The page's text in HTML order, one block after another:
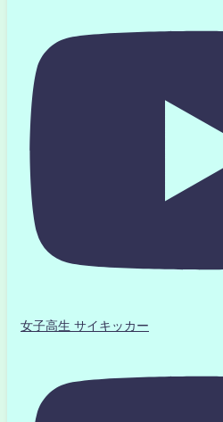
女子高生 サイキッカー